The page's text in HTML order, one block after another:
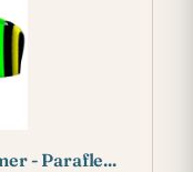
- Parafle...